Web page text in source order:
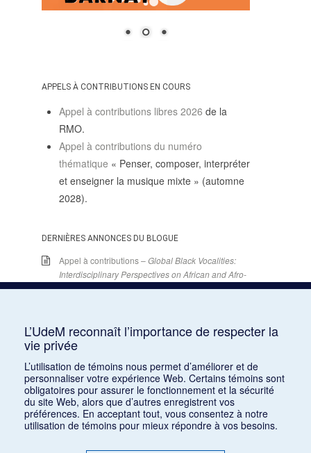
mailchimpfacebook
x instagram
googlelinkedin
APPELS À CONTRIBUTIONS EN COURS
Appel à contributions libres 2026 de la
RMO.
Appel à contributions du numéro
thématique « Penser, composer, interpréter
et enseigner la musique mixte » (automne
2028).
DERNIÈRES ANNONCES DU BLOGUE
Appel à contributions –Global Black Vocalities:
Interdisciplinary Perspectives on African and Afro-
descendant Expressive Cultures– 15 décembre
Appel de conférences – « Expressions sonores de
la violence et transformations technologiques
dans le cinéma européen, des années 1970 à la
transition numérique » – 30 septembre 2026
15 juin 2026
Appel de conférences – « Les rencontres de
musicologie médiévalle » – 30 juin 2026
L’UdeM reconnaît l’importance de respecter la
vie privée
L’utilisation de témoins nous permet d’améliorer et de
personnaliser votre expérience Web. Certains témoins sont
obligatoires pour assurer le fonctionnement et la sécurité
du site Web, alors que d’autres enregistrent vos
préférences. En acceptant tout, vous consentez à notre
utilisation de témoins pour mieux répondre à vos besoins.